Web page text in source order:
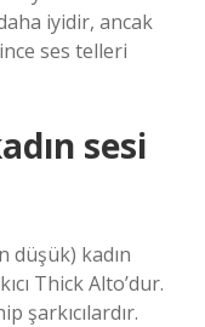
iyidir, ancak
ses telleri
sesi
düşük) kadın
Thick Alto’dur.
şarkıcılardır.